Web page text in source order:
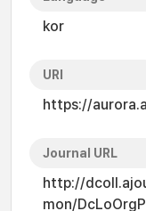
kor
URI
https://
Journal URL
http://
mon/